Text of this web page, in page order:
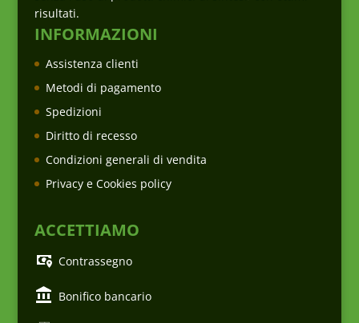
risultati.
INFORMAZIONI
Assistenza clienti
Metodi di pagamento
Spedizioni
Diritto di recesso
Condizioni generali di vendita
Privacy e Cookies policy
ACCETTIAMO
Contrassegno
Bonifico bancario